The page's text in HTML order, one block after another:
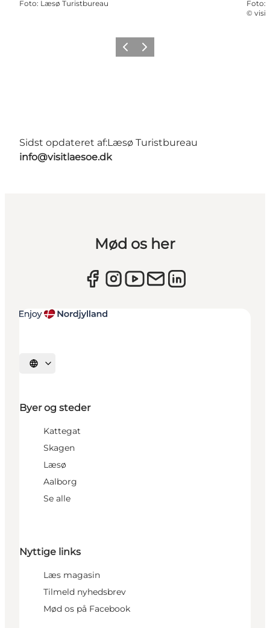
Foto: Læsø Turistbureau Foto:
©
ForrigeNæste
Sidst opdateret af:Læsø Turistbureau
info@visitlaesoe.dk
Mød os her
Vælg sprog
Byer og steder
Kattegat
Skagen
Læsø
Aalborg
Se alle
Nyttige links
Læs magasin
Tilmeld nyhedsbrev
Mød os på Facebook